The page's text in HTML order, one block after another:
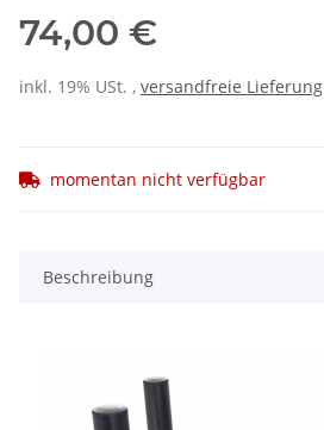
74,00 €
inkl. 19% USt. , versandfreie Lieferung
momentan nicht verfügbar
Beschreibung